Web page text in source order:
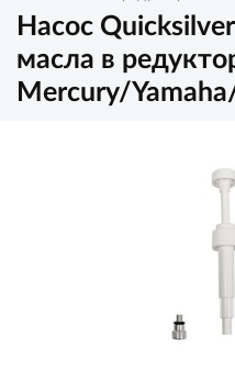
Насос
масла в
Mercury/